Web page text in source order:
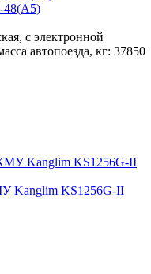
48(A5)
с электронной
автопоезда, кг: 37850
Kanglim KS1256G-II